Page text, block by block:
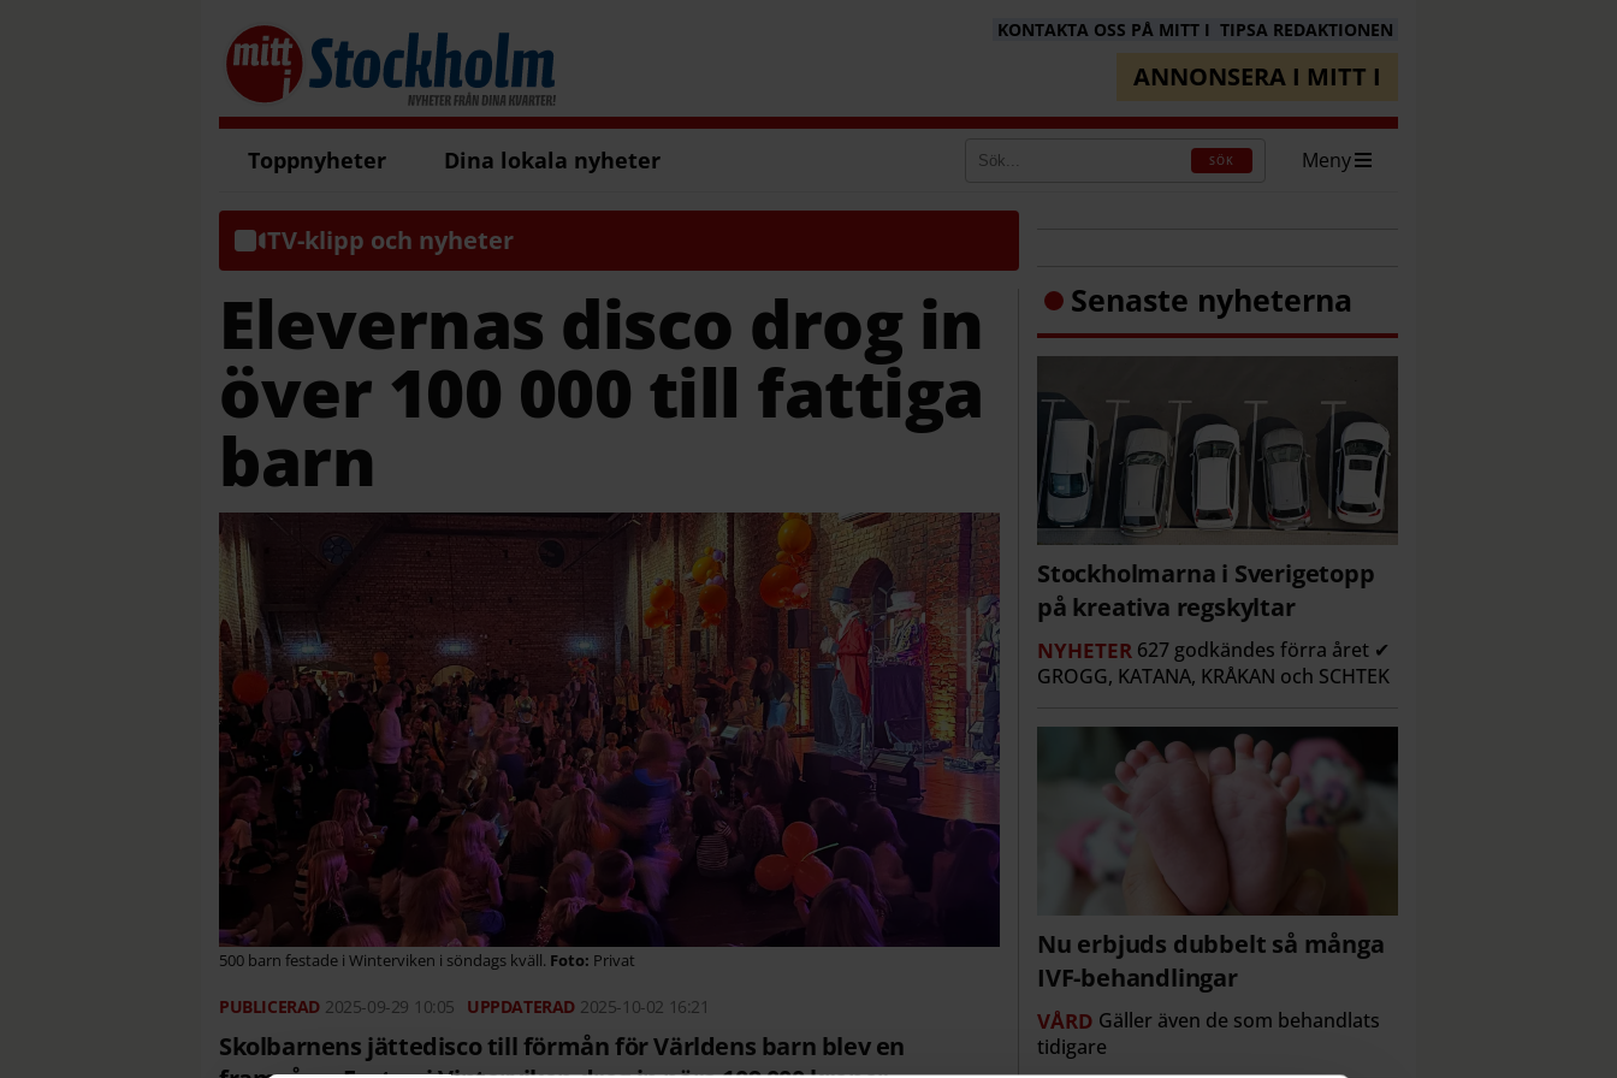
KONTAKTA OSS PÅ MITT I TIPSA REDAKTIONEN
ANNONSERA I MITT I
Toppnyheter Dina lokala nyheter SÖK Meny
TV-klipp och nyheter
Elevernas disco drog in
över 100 000 till fattiga
barn
500 barn festade i Winterviken i söndags kväll. Privat
2025-09-29 10:05 2025-10-02 16:21
Skolbarnens jättedisco till förmån för Världens barn blev en
Senaste nyheterna
Stockholmarna i Sverigetopp
på kreativa regskyltar
NYHETER 627 godkändes förra året ✔
GROGG, KATANA, KRÅKAN och SCHTEK
Nu erbjuds dubbelt så många
IVF-behandlingar
VÅRD Gäller även de som behandlats
tidigare